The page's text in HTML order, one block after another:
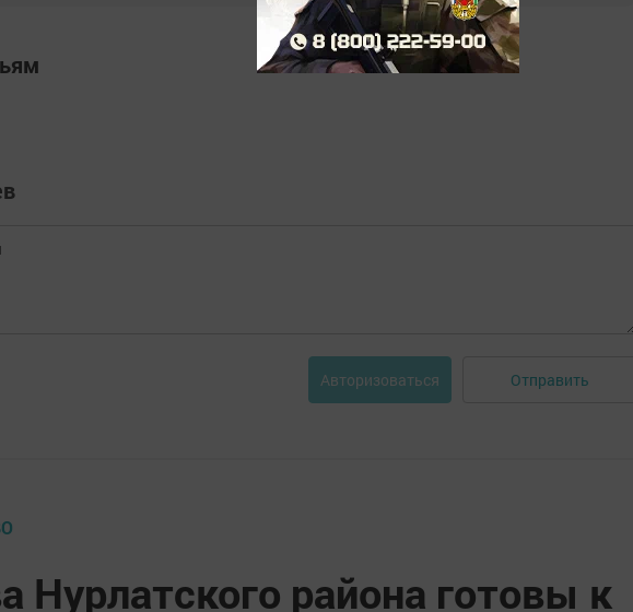
Авторизоваться Отправить
Нурлатского района готовы к